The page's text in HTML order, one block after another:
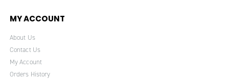
MY ACCOUNT
About Us
Contact Us
My Account
Orders History